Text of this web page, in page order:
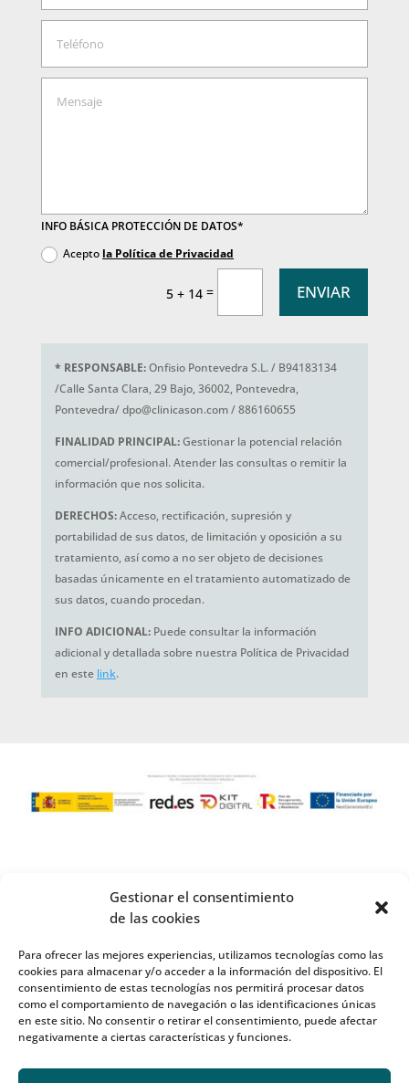
Gestionar el consentimiento
de las cookies
Para ofrecer las mejores experiencias, utilizamos tecnologías como las
cookies para almacenar y/o acceder a la información del dispositivo. El
consentimiento de estas tecnologías nos permitirá procesar datos
como el comportamiento de navegación o las identificaciones únicas
en este sitio. No consentir o retirar el consentimiento, puede afectar
negativamente a ciertas características y funciones.
INFO BÁSICA PROTECCIÓN DE DATOS*
Acepto la Política de Privacidad
5 + 14 = ENVIAR
* RESPONSABLE:Onfisio Pontevedra S.L. / B94183134
/Calle Santa Clara, 29 Bajo, 36002, Pontevedra,
Pontevedra/ dpo@clinicason.com / 886160655
FINALIDAD PRINCIPAL:Gestionar la potencial relación
comercial/profesional. Atender las consultas o remitir la
información que nos solicita.
DERECHOS:Acceso, rectificación, supresión y
portabilidad de sus datos, de limitación y oposición a su
tratamiento, así como a no ser objeto de decisiones
basadas únicamente en el tratamiento automatizado de
sus datos, cuando procedan.
INFO ADICIONAL: Puede consultar la información
adicional y detallada sobre nuestra Política de Privacidad
en este link.